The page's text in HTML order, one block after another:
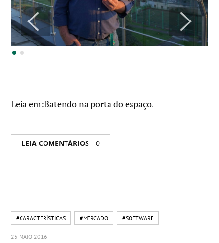
Leia em:Batendo na porta do espaço.
LEIA COMENTÁRIOS 0
#CARACTERÍSTICAS #MERCADO #SOFTWARE
25 MAIO 2016